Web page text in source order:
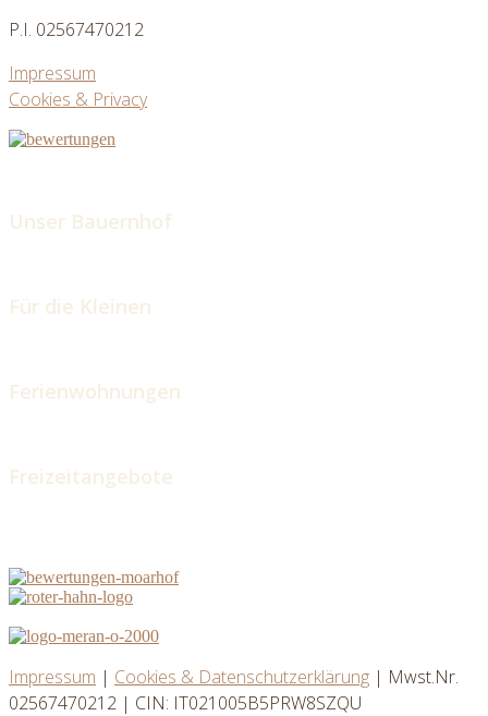
P.I. 02567470212
Impressum
Cookies & Privacy
Unser Bauernhof
Für die Kleinen
Ferienwohnungen
Freizeitangebote
Impressum | Cookies & Datenschutzerklärung | Mwst.Nr.
02567470212 | CIN: IT021005B5PRW8SZQU